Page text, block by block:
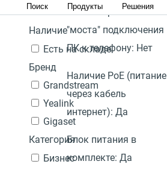
Поиск Продукты Решения
-
Наличие
Есть на складе
Бренд
Grandstream
Yealink
Gigaset
Категория
Бизнес
Наличие режима
"моста" подключения
ПК к телефону: Нет
Наличие PoE (питание
через кабель
интернет): Да
Блок питания в
комплекте: Да